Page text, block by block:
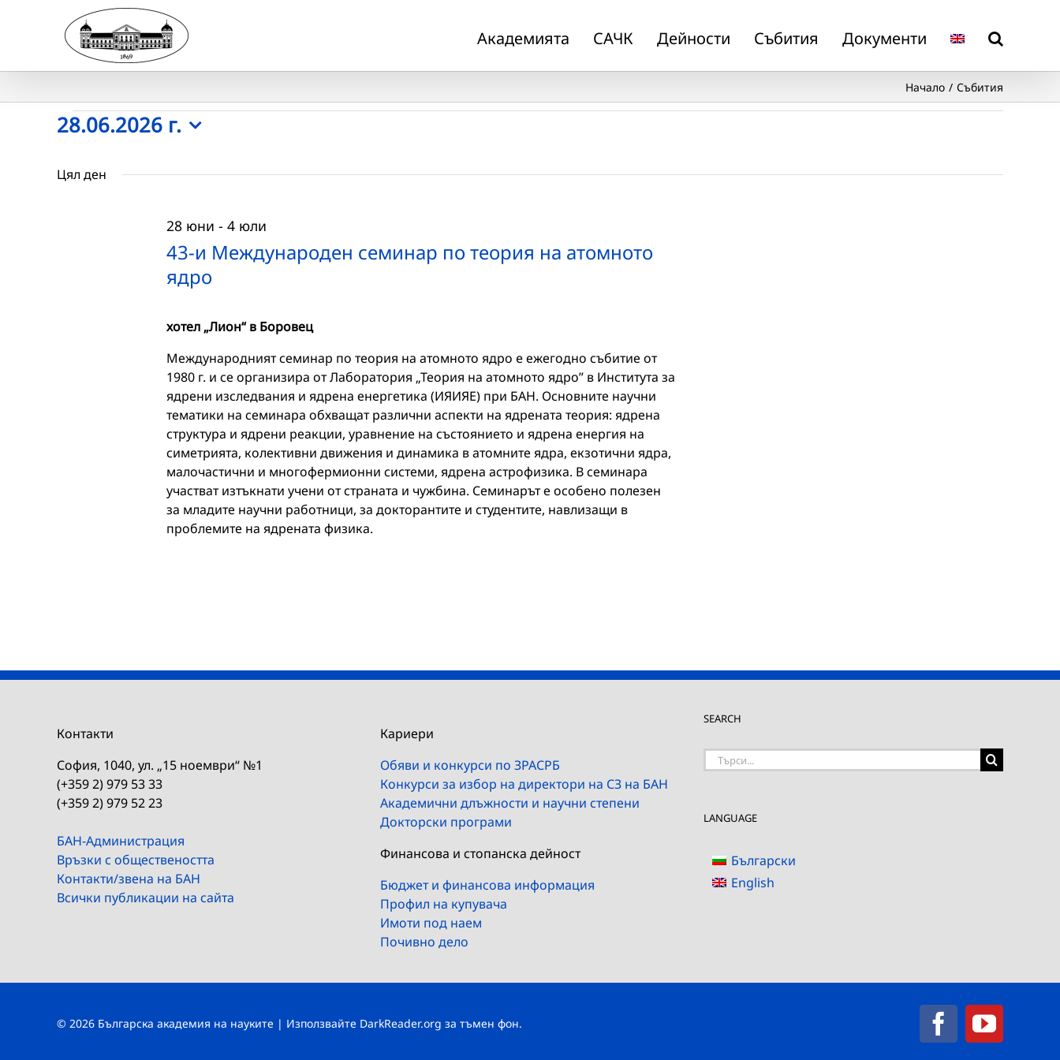
Академията САЧК Дейности Събития Документи
Начало Събития
Събития
for
28.06.2026 г.
date.
Цял ден
43-и Международен семинар по теория на атомното
ядро
28 юни - 4 юли
хотел „Лион“ в Боровец
Международният семинар по теория на атомното ядро e ежегодно събитие от
1980 г. и се организира от Лаборатория „Теория на атомното ядро” в Института за
ядрени изследвания и ядрена енергетика (ИЯИЯЕ) при БАН. Основните научни
тематики на семинара обхващат различни аспекти на ядрената теория: ядрена
структура и ядрени реакции, уравнение на състоянието и ядрена енергия на
симетрията, колективни движения и динамика в атомните ядра, екзотични ядра,
малочастични и многофермионни системи, ядрена астрофизика. В семинара
участват изтъкнати учени от страната и чужбина. Семинарът е особено полезен
за младите научни работници, за докторантите и студентите, навлизащи в
проблемите на ядрената физика.
Контакти
София, 1040, ул. „15 ноември“ №1
(+359 2) 979 53 33
(+359 2) 979 52 23
БАН-Администрация
Връзки с обществеността
Контакти/звена на БАН
Всички публикации на сайта
Кариери
Обяви и конкурси по ЗРАСРБ
Конкурси за избор на директори на СЗ на БАН
Академични длъжности и научни степени
Докторски програми
Финансова и стопанска дейност
Бюджет и финансова информация
Профил на купувача
Имоти под наем
Почивно дело
SEARCH
Търсене
LANGUAGE
Български
English
© 2026 Българска академия на науките | Използвайте DarkReader.org за тъмен фон. Facebook